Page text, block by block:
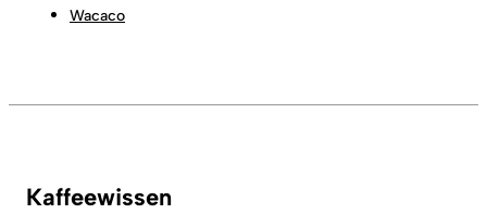
Wacaco
Kaffeewissen